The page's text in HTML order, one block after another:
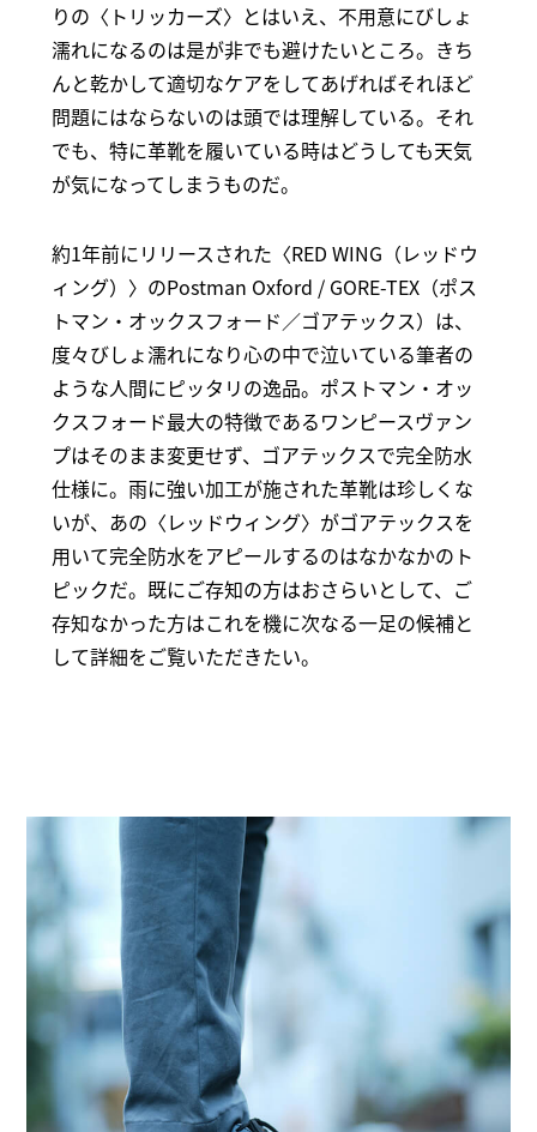
りの〈トリッカーズ〉とはいえ、不用意にびしょ
濡れになるのは是が非でも避けたいところ。きち
んと乾かして適切なケアをしてあげればそれほど
問題にはならないのは頭では理解している。それ
でも、特に革靴を履いている時はどうしても天気
が気になってしまうものだ。
約1年前にリリースされた〈RED WING（レッドウ
ィング）〉のPostman Oxford / GORE-TEX（ポス
トマン・オックスフォード／ゴアテックス）は、
度々びしょ濡れになり心の中で泣いている筆者の
ような人間にピッタリの逸品。ポストマン・オッ
クスフォード最大の特徴であるワンピースヴァン
プはそのまま変更せず、ゴアテックスで完全防水
仕様に。雨に強い加工が施された革靴は珍しくな
いが、あの〈レッドウィング〉がゴアテックスを
用いて完全防水をアピールするのはなかなかのト
ピックだ。既にご存知の方はおさらいとして、ご
存知なかった方はこれを機に次なる一足の候補と
して詳細をご覧いただきたい。